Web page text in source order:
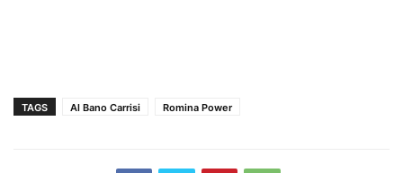
TAGS Al Bano Carrisi Romina Power